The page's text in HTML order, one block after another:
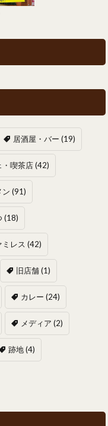
居酒屋・バー (19)
・喫茶店(42)
ン (91)
(18)
レス (42)
旧店舗(1)
カレー (24)
メディア (2)
跡地(4)